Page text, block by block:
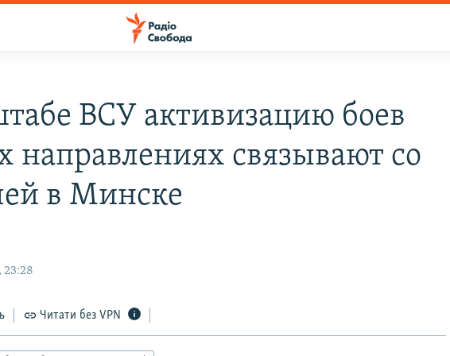
ВСУ активизацию боев
направлениях связывают со
в Минске
23:28
Читати без VPN